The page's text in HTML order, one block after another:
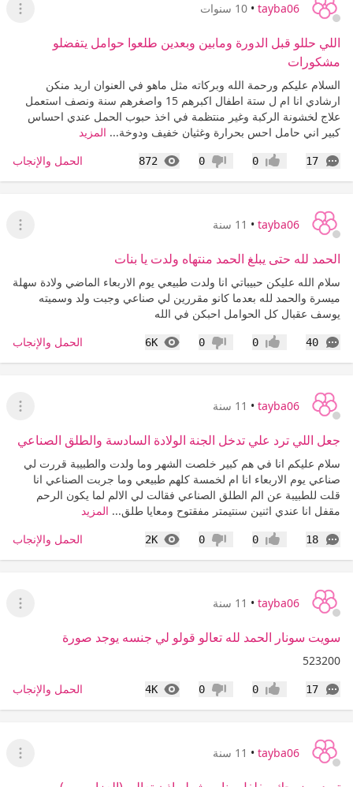
tayba06
• 10 سنوات
عرض
اللي حللو قبل الدورة ومابين وبعدين طلعوا حوامل يتفضلو
مشكورات
السلام عليكم ورحمة الله وبركاته مثل ماهو في العنوان اريد منكن
ارشادي انا ام ل ستة اطفال اكبرهم 15 واصغرهم سنة ونصف استعمل
علاج لخشونة الركبة وغير منتظمة في اخذ حبوب الحمل عندي احساس
كبير اني حامل احس بحرارة وغثيان خفيف ودوخة... المزيد
17
التعليقات إعجاب0 عدم إعجاب
0
872
المشاهدات الحمل والإنجاب
tayba06
• 11 سنة
عرض
الحمد لله حتى يبلغ الحمد منتهاه ولدت يا بنات
سلام الله عليكن حبيباتي انا ولدت طبيعي يوم الاربعاء الماضي ولادة سهلة
ميسرة والحمد لله بعدما كانو مقررين لي صناعي وجبت ولد وسميته
يوسف عقبال كل الحوامل احبكن في الله
40
التعليقات إعجاب0 عدم إعجاب
0
6K
المشاهدات الحمل والإنجاب
tayba06
• 11 سنة
عرض
جعل اللي ترد علي تدخل الجنة الولادة السادسة والطلق الصناعي
سلام عليكم انا في هم كبير خلصت الشهر وما ولدت والطبيبة قررت لي
صناعي يوم الاربعاء انا ام لخمسة كلهم طبيعي وما جربت الصناعي انا
قلت للطبيبة عن الم الطلق الصناعي فقالت لي الالم لما يكون الرحم
مقفل انا عندي اثنين سنتيمتر مفقتوح ومعايا طلق... المزيد
18
التعليقات إعجاب0 عدم إعجاب
0
2K
المشاهدات الحمل والإنجاب
tayba06
• 11 سنة
عرض
سويت سونار الحمد لله تعالو قولو لي جنسه يوجد صورة
523200
17
التعليقات إعجاب0 عدم إعجاب
0
4K
المشاهدات الحمل والإنجاب
tayba06
• 11 سنة
عرض